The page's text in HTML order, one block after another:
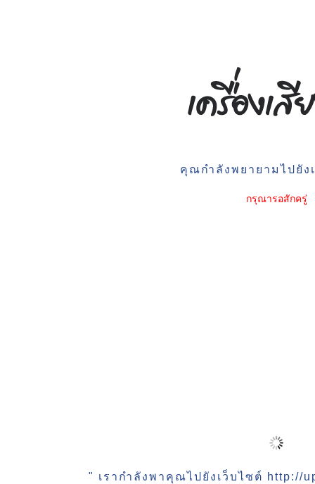
คุณกำลังพยายามไปยัง
กรุณารอสักครู่
" เรากำลังพาคุณไปยังเว็บไซต์ http://